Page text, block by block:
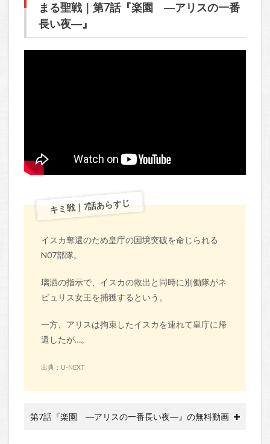
まる聖戦｜第7話『楽園 ―アリスの一番
長い夜―』
キミ戦｜7話あらすじ
イスカ奪還のため皇庁の国境突破を命じられる
N07部隊。
璃洒の指示で、イスカの救出と同時に別働隊がネ
ビュリス女王を捕獲するという。
一方、アリスは拘束したイスカを連れて皇庁に帰
還したが…。
出典：U-NEXT
第7話『楽園 ―アリスの一番長い夜―』の無料動画